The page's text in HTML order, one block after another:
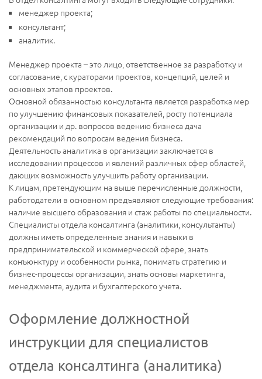
менеджер проекта;
консультант;
аналитик.
Менеджер проекта – это лицо, ответственное за разработку и
согласование, с кураторами проектов, концепций, целей и
основных этапов проектов.
Основной обязанностью консультанта является разработка мер
по улучшению финансовых показателей, росту потенциала
организации и др. вопросов ведению бизнеса дача
рекомендаций по вопросам ведения бизнеса.
Деятельность аналитика в организации заключается в
исследовании процессов и явлений различных сфер областей,
дающих возможность улучшить работу организации.
К лицам, претендующим на выше перечисленные должности,
работодатели в основном предъявляют следующие требования:
наличие высшего образования и стаж работы по специальности.
Специалисты отдела консалтинга (аналитики, консультанты)
должны иметь определенные знания и навыки в
предпринимательской и коммерческой сфере, знать
конъюнктуру и особенности рынка, понимать стратегию и
бизнес-процессы организации, знать основы маркетинга,
менеджмента, аудита и бухгалтерского учета.
Оформление должностной
инструкции для специалистов
отдела консалтинга (аналитика)